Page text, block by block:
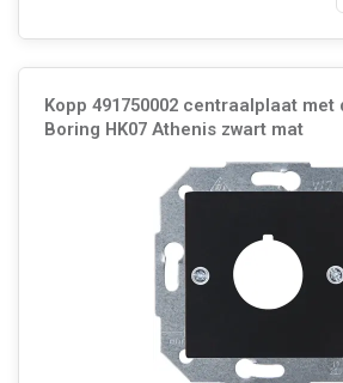
Kopp 491750002 centraalplaat
Boring HK07 Athenis zwart mat